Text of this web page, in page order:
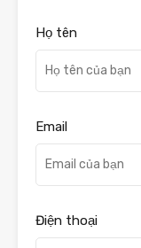
Họ tên
Email
Điện thoại